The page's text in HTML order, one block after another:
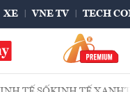
XE VNE TV TECH